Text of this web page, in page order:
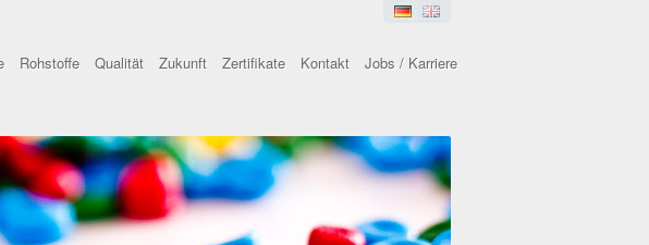
Rohstoffe Qualität Zukunft Zertifikate Kontakt Jobs / Karriere